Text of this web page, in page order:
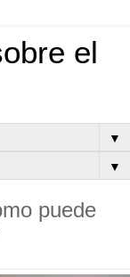
el
▼
▼
puede